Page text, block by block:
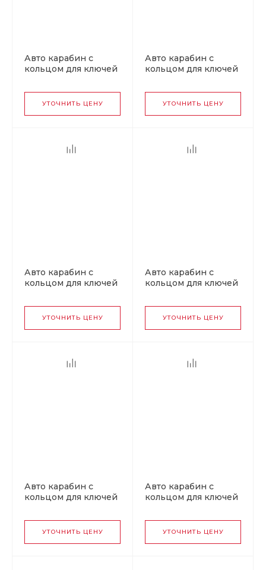
Авто карабин с
кольцом для ключей
УТОЧНИТЬ ЦЕНУ
Авто карабин с
кольцом для ключей
УТОЧНИТЬ ЦЕНУ
Авто карабин с
кольцом для ключей
УТОЧНИТЬ ЦЕНУ
Авто карабин с
кольцом для ключей
УТОЧНИТЬ ЦЕНУ
Авто карабин с
кольцом для ключей
УТОЧНИТЬ ЦЕНУ
Авто карабин с
кольцом для ключей
УТОЧНИТЬ ЦЕНУ